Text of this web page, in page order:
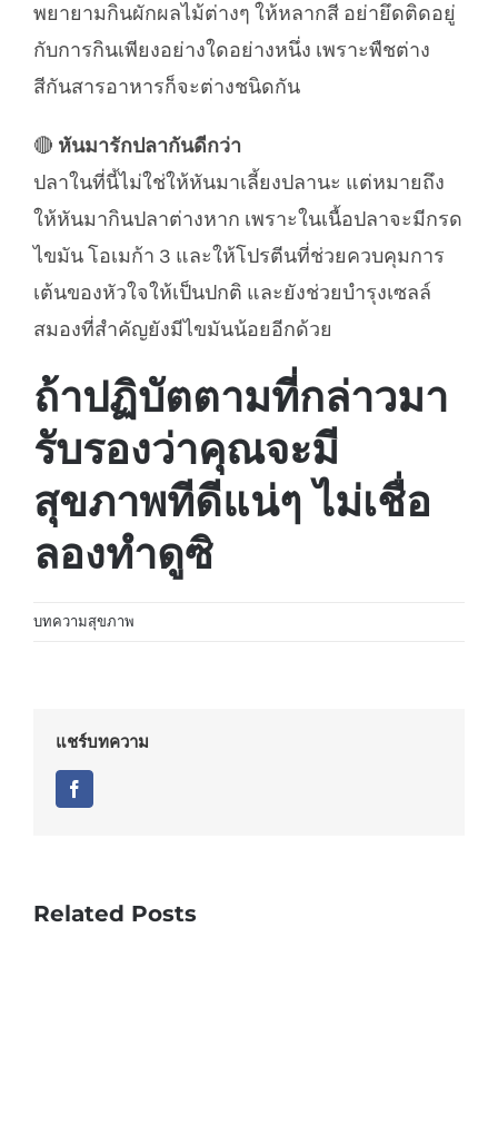
พยายามกินผักผลไม้ต่างๆ ให้หลากสี อย่ายึดติดอยู่
กับการกินเพียงอย่างใดอย่างหนึ่ง เพราะพืชต่าง
สีกันสารอาหารก็จะต่างชนิดกัน
🔴 หันมารักปลากันดีกว่า
ปลาในที่นี้ไม่ใช่ให้หันมาเลี้ยงปลานะ แต่หมายถึง
ให้หันมากินปลาต่างหาก เพราะในเนื้อปลาจะมีกรด
ไขมัน โอเมก้า 3 และให้โปรตีนที่ช่วยควบคุมการ
เต้นของหัวใจให้เป็นปกติ และยังช่วยบำรุงเซลล์
สมองที่สำคัญยังมีไขมันน้อยอีกด้วย
ถ้าปฏิบัตตามที่กล่าวมา
รับรองว่าคุณจะมี
สุขภาพทีดีแน่ๆ ไม่เชื่อ
ลองทำดูซิ
บทความสุขภาพ
แชร์บทความ
Related Posts